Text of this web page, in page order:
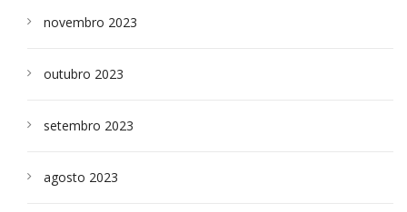
novembro 2023
outubro 2023
setembro 2023
agosto 2023